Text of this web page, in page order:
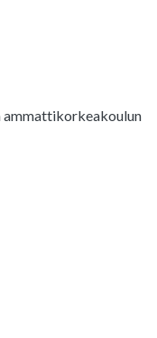
ammattikorkeakoulun